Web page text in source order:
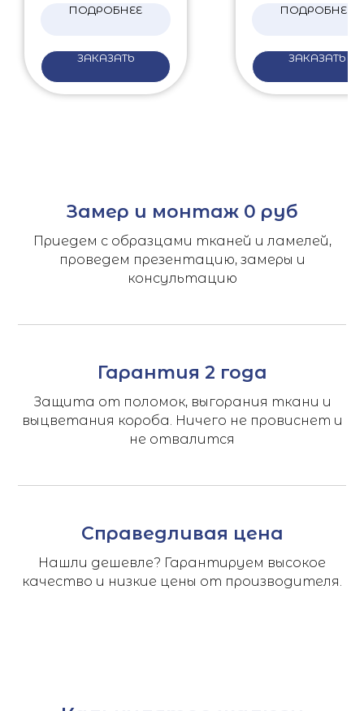
ПОДРОБНЕЕ
ЗАКАЗАТЬ
ПОДРОБНЕЕ
ЗАКАЗАТЬ
Замер и монтаж 0 руб
Приедем с образцами тканей и ламелей,
проведем презентацию, замеры и
консультацию
Гарантия 2 года
Защита от поломок, выгорания ткани и
выцветания короба. Ничего не провиснет и
не отвалится
Справедливая цена
Нашли дешевле? Гарантируем высокое
качество и низкие цены от производителя.